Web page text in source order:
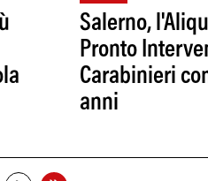
Salerno,
Pronto
Carabinieri
anni